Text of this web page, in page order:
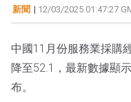
新聞 | 12/03/2025 01:47:27
中國11月份服務業採購
降至52.1，最新數據顯
布。